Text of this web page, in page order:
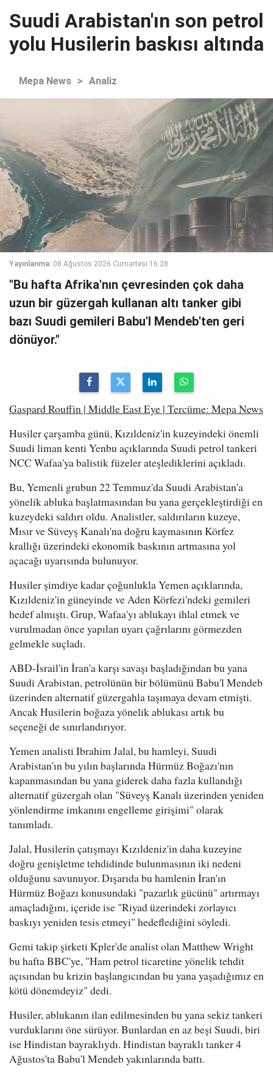
Suudi Arabistan'ın son petrol
yolu Husilerin baskısı altında
Mepa News > Analiz
Yayınlanma: 08 Ağustos 2026 Cumartesi 16:28
"Bu hafta Afrika'nın çevresinden çok daha
uzun bir güzergah kullanan altı tanker gibi
bazı Suudi gemileri Babu'l Mendeb'ten geri
dönüyor."
Gaspard Rouffin | Middle East Eye | Tercüme: Mepa News
Husiler çarşamba günü, Kızıldeniz'in kuzeyindeki önemli
Suudi liman kenti Yenbu açıklarında Suudi petrol tankeri
NCC Wafaa'ya balistik füzeler ateşlediklerini açıkladı.
Bu, Yemenli grubun 22 Temmuz'da Suudi Arabistan'a
yönelik abluka başlatmasından bu yana gerçekleştirdiği en
kuzeydeki saldırı oldu. Analistler, saldırıların kuzeye,
Mısır ve Süveyş Kanalı'na doğru kaymasının Körfez
krallığı üzerindeki ekonomik baskının artmasına yol
açacağı uyarısında bulunuyor.
Husiler şimdiye kadar çoğunlukla Yemen açıklarında,
Kızıldeniz'in güneyinde ve Aden Körfezi'ndeki gemileri
hedef almıştı. Grup, Wafaa'yı ablukayı ihlal etmek ve
vurulmadan önce yapılan uyarı çağrılarını görmezden
gelmekle suçladı.
ABD-İsrail'in İran'a karşı savaşı başladığından bu yana
Suudi Arabistan, petrolünün bir bölümünü Babu'l Mendeb
üzerinden alternatif güzergahla taşımaya devam etmişti.
Ancak Husilerin boğaza yönelik ablukası artık bu
seçeneği de sınırlandırıyor.
Yemen analisti Ibrahim Jalal, bu hamleyi, Suudi
Arabistan'ın bu yılın başlarında Hürmüz Boğazı'nın
kapanmasından bu yana giderek daha fazla kullandığı
alternatif güzergah olan "Süveyş Kanalı üzerinden yeniden
yönlendirme imkanını engelleme girişimi" olarak
tanımladı.
Jalal, Husilerin çatışmayı Kızıldeniz'in daha kuzeyine
doğru genişletme tehdidinde bulunmasının iki nedeni
olduğunu savunuyor. Dışarıda bu hamlenin İran'ın
Hürmüz Boğazı konusundaki "pazarlık gücünü" artırmayı
amaçladığını, içeride ise "Riyad üzerindeki zorlayıcı
baskıyı yeniden tesis etmeyi" hedeflediğini söyledi.
Gemi takip şirketi Kpler'de analist olan Matthew Wright
bu hafta BBC'ye, "Ham petrol ticaretine yönelik tehdit
açısından bu krizin başlangıcından bu yana yaşadığımız en
kötü dönemdeyiz" dedi.
Husiler, ablukanın ilan edilmesinden bu yana sekiz tankeri
vurduklarını öne sürüyor. Bunlardan en az beşi Suudi, biri
ise Hindistan bayraklıydı. Hindistan bayraklı tanker 4
Ağustos'ta Babu'l Mendeb yakınlarında battı.